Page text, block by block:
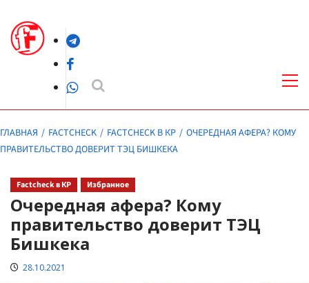
содержимомуTelegram
Facebook
WhatsApp
ГЛАВНАЯ FACTCHECK FACTCHECK В КР
ОЧЕРЕДНАЯ АФЕРА? КОМУ
ПРАВИТЕЛЬСТВО ДОВЕРИТ ТЭЦ БИШКЕКА
Factcheck в КР Избранное
Очередная афера? Кому
правительство доверит ТЭЦ
Бишкека
28.10.2021